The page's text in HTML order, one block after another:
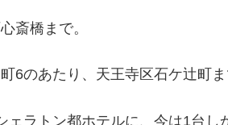
斎橋まで。
のあたり、天王寺区石ケ辻町ま
ラトン都ホテルに、今は1台し